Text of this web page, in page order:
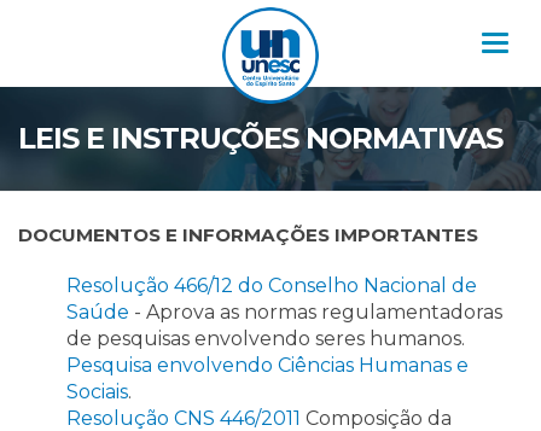
LEIS E INSTRUÇÕES NORMATIVAS
DOCUMENTOS E INFORMAÇÕES IMPORTANTES
Resolução 466/12 do Conselho Nacional de
Saúde - Aprova as normas regulamentadoras
de pesquisas envolvendo seres humanos.
Pesquisa envolvendo Ciências Humanas e
Sociais.
Resolução CNS 446/2011 Composição da